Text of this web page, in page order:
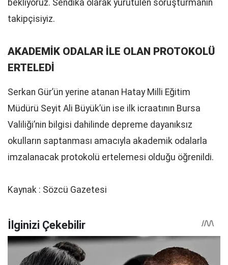
bekliyoruz. Sendika olarak yürütülen soruşturmanın
takipçisiyiz.
AKADEMİK ODALAR İLE OLAN PROTOKOLÜ
ERTELEDİ
Serkan Gür’ün yerine atanan Hatay Milli Eğitim
Müdürü Seyit Ali Büyük’ün ise ilk icraatının Bursa
Valiliği’nin bilgisi dahilinde depreme dayanıksız
okulların saptanması amacıyla akademik odalarla
imzalanacak protokolü ertelemesi olduğu öğrenildi.
Kaynak : Sözcü Gazetesi